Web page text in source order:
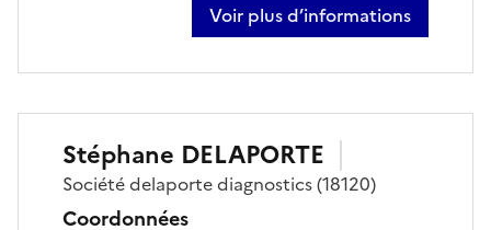
Voir plus d’informations
sur jean-louis richard
Stéphane DELAPORTE
Sociétédelaporte diagnostics(18120)
Coordonnées